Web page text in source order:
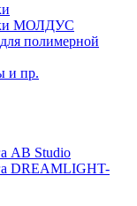
МОЛДУС
полимерной
и пр.
AB Studio
DREAMLIGHT-